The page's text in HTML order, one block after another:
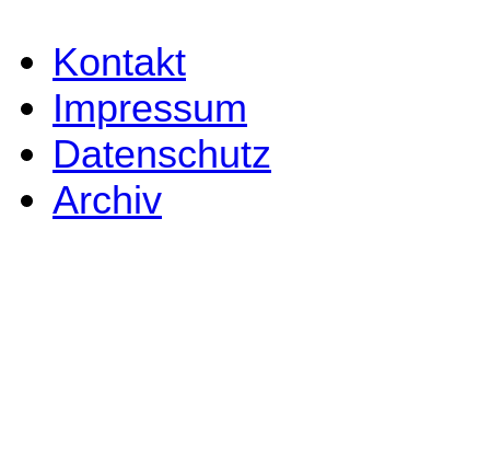
Kontakt
Impressum
Datenschutz
Archiv